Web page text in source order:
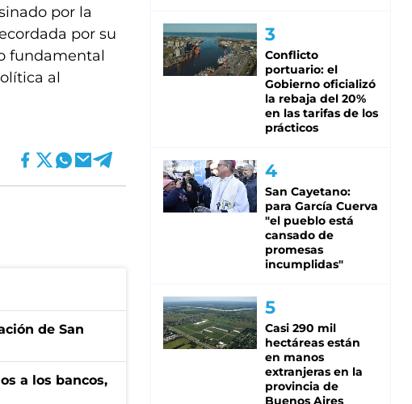
por la
por su
fundamental
al
de San
a los bancos,
Conflicto
portuario: el
Gobierno oficializó
la rebaja del 20%
en las tarifas de los
prácticos
San Cayetano:
para García Cuerva
"el pueblo está
cansado de
promesas
incumplidas"
Casi 290 mil
hectáreas están
en manos
extranjeras en la
provincia de
Buenos Aires